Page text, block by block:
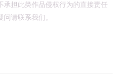
承担此类作品侵权行为的直接责任
请联系我们。